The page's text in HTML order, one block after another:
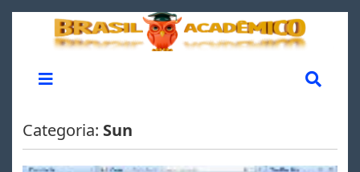
Categoria: Sun